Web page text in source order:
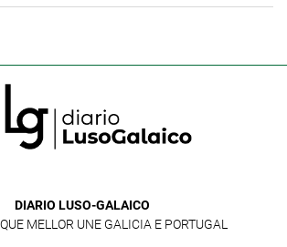
DIARIO LUSO-GALAICO
MELLOR UNE GALICIA E PORTUGAL